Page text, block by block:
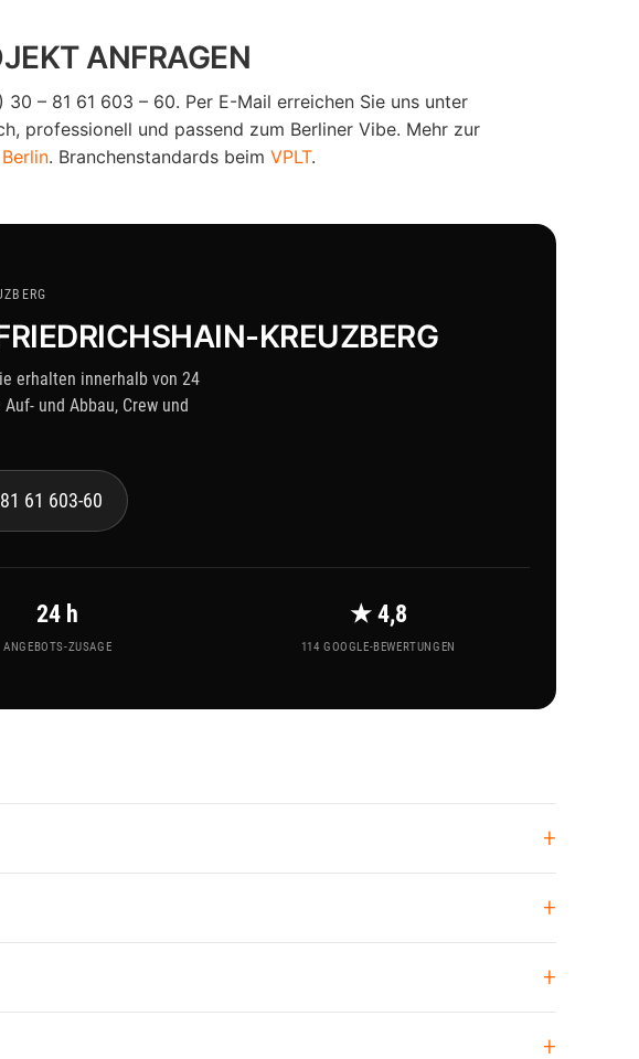
ANFRAGEN
– 81 61 603 – 60. Per E-Mail erreichen Sie uns unter
professionell und passend zum Berliner Vibe. Mehr zur
. Branchenstandards beim VPLT.
KREUZBERG
erhalten innerhalb von 24
und Abbau, Crew und
61 603-60
24 h
ANGEBOTS-ZUSAGE
★ 4,8
114 GOOGLE-BEWERTUNGEN